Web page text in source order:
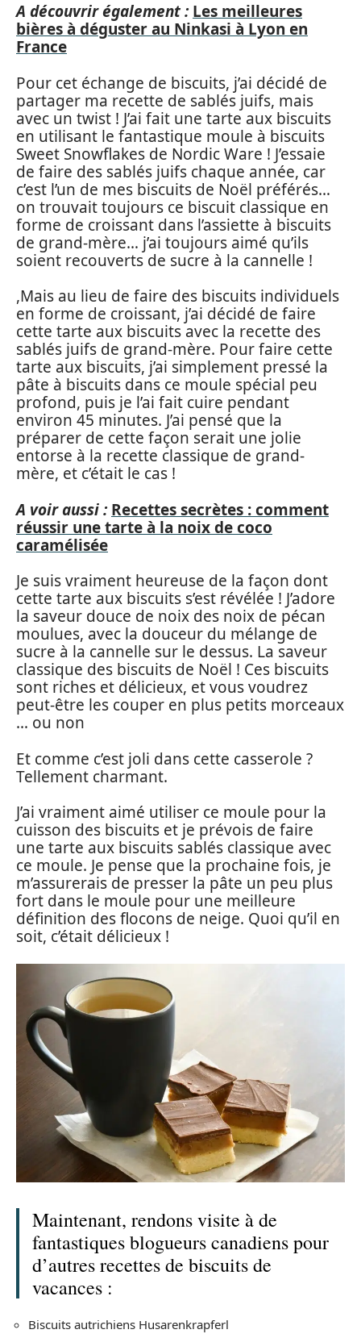
A découvrir également : Les meilleures
bières à déguster au Ninkasi à Lyon en
France
Pour cet échange de biscuits, j’ai décidé de
partager ma recette de sablés juifs, mais
avec un twist ! J’ai fait une tarte aux biscuits
en utilisant le fantastique moule à biscuits
Sweet Snowflakes de Nordic Ware ! J’essaie
de faire des sablés juifs chaque année, car
c’est l’un de mes biscuits de Noël préférés…
on trouvait toujours ce biscuit classique en
forme de croissant dans l’assiette à biscuits
de grand-mère… j’ai toujours aimé qu’ils
soient recouverts de sucre à la cannelle !
,Mais au lieu de faire des biscuits individuels
en forme de croissant, j’ai décidé de faire
cette tarte aux biscuits avec la recette des
sablés juifs de grand-mère. Pour faire cette
tarte aux biscuits, j’ai simplement pressé la
pâte à biscuits dans ce moule spécial peu
profond, puis je l’ai fait cuire pendant
environ 45 minutes. J’ai pensé que la
préparer de cette façon serait une jolie
entorse à la recette classique de grand-
mère, et c’était le cas !
A voir aussi : Recettes secrètes : comment
réussir une tarte à la noix de coco
caramélisée
Je suis vraiment heureuse de la façon dont
cette tarte aux biscuits s’est révélée ! J’adore
la saveur douce de noix des noix de pécan
moulues, avec la douceur du mélange de
sucre à la cannelle sur le dessus. La saveur
classique des biscuits de Noël ! Ces biscuits
sont riches et délicieux, et vous voudrez
peut-être les couper en plus petits morceaux
… ou non
Et comme c’est joli dans cette casserole ?
Tellement charmant.
J’ai vraiment aimé utiliser ce moule pour la
cuisson des biscuits et je prévois de faire
une tarte aux biscuits sablés classique avec
ce moule. Je pense que la prochaine fois, je
m’assurerais de presser la pâte un peu plus
fort dans le moule pour une meilleure
définition des flocons de neige. Quoi qu’il en
soit, c’était délicieux !
Maintenant, rendons visite à de
fantastiques blogueurs canadiens pour
d’autres recettes de biscuits de
vacances :
Biscuits autrichiens Husarenkrapferl